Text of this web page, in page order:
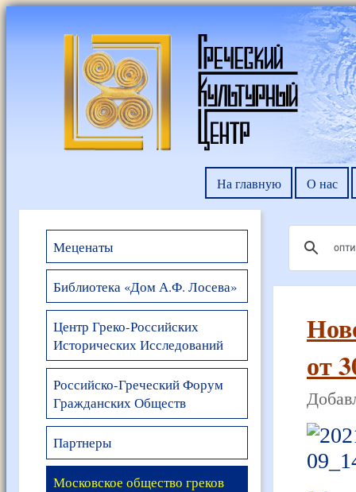
На главную О нас
Меценаты
Библиотека «Дом А.Ф. Лосева»
Центр Греко-Российских
Исторических Исследований
Российско-Греческий Форум
Гражданских Обществ
Партнеры
Московское общество греков
от